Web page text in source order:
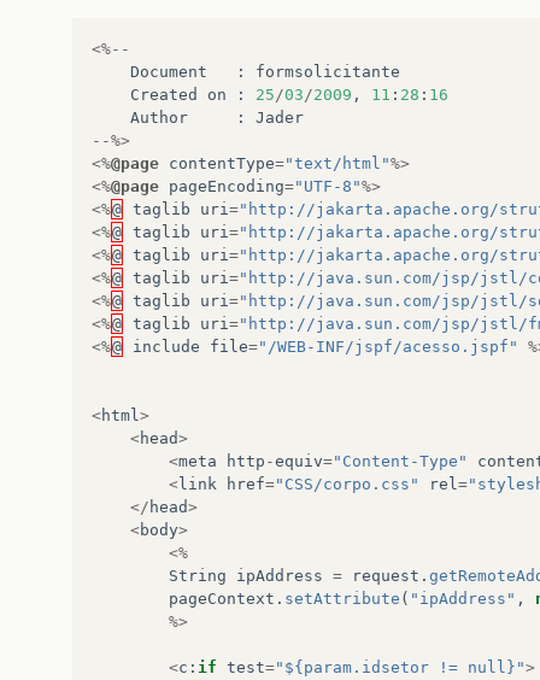
<%--
Document
:
formsolicitante
Created
on : 25/03/2009 , 11 : 28 : 16
Author
:
Jader
--%>
<%@page contentType="text/html"%>
<%@page pageEncoding="UTF-8"%>
<%@ taglib uri="http://jakarta.apache.org/
<%@ taglib uri="http://jakarta.apache.org/
<%@ taglib uri="http://jakarta.apache.org/
<%@ taglib uri="http://java.sun.com/jsp/jstl/
<%@ taglib uri="http://java.sun.com/jsp/jstl/
<%@ taglib uri="http://java.sun.com/jsp/jstl/
<%@ include file="/WEB-INF/jspf/acesso.jspf"
<html>
<head>
<meta http -equiv="Content-Type"
< link href="CSS/corpo.css" rel=
</ head>
<body>
<%
String
ipAddress = request .
pageContext . setAttribute ( "ipAddress" ,
%>
<c : if test="${param.idsetor != null}">